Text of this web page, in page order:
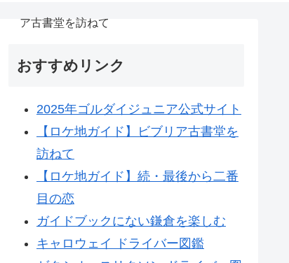
ア古書堂を訪ねて
おすすめリンク
2025年ゴルダイジュニア公式サイト
【ロケ地ガイド】ビブリア古書堂を
訪ねて
【ロケ地ガイド】続・最後から二番
目の恋
ガイドブックにない鎌倉を楽しむ
キャロウェイ ドライバー図鑑